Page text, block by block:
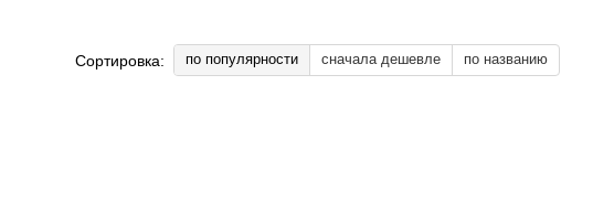
Сортировка: по популярности сначала дешевле по названию